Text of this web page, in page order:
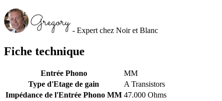
Fiche technique
Entrée Phono
MM
Type d'Etage de gain
A Transistors
Impédance de l'Entrée Phono MM 47.000 Ohms
- Expert chez Noir et Blanc